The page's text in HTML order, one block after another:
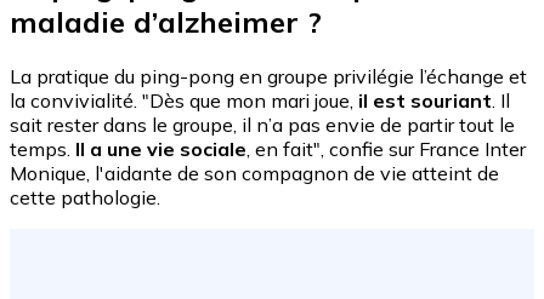
maladie d’alzheimer ?
La pratique du ping-pong en groupe privilégie l’échange et
la convivialité. "Dès que mon mari joue, il est souriant. Il
sait rester dans le groupe, il n’a pas envie de partir tout le
temps. Il a une vie sociale, en fait", confie sur France Inter
Monique, l'aidante de son compagnon de vie atteint de
cette pathologie.